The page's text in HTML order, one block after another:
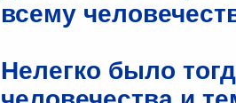
всему
Нелегко было